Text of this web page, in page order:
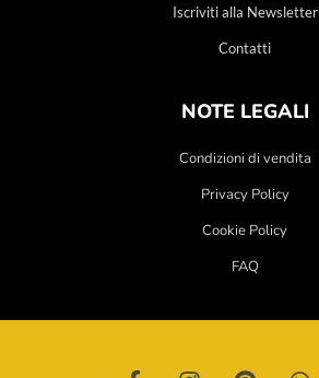
Iscriviti alla Newsletter
Contatti
NOTE LEGALI
Condizioni di vendita
Privacy Policy
Cookie Policy
FAQ